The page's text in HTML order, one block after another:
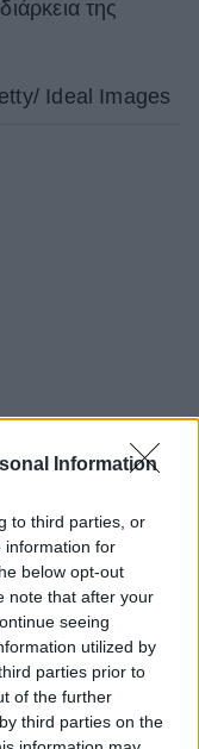
Information
to third parties, or
information for
below opt-out
note that after your
seeing
utilized by
parties prior to
of the further
third parties on the
της
Ideal Images